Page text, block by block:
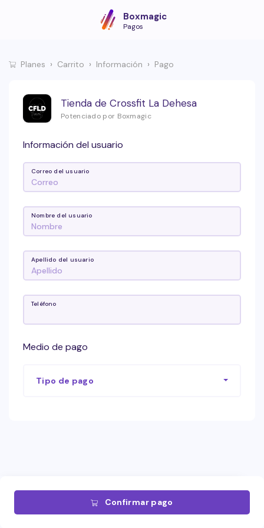
Boxmagic
Pagos
Planes Carrito Información Pago
Tienda de Crossfit La Dehesa
Potenciado por Boxmagic
Información del usuario
Correo del usuario
Nombre del usuario
Apellido del usuario
Teléfono
Medio de pago
Tipo de pago
Confirmar pago